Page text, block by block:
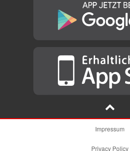
Impressum
Privacy Policy